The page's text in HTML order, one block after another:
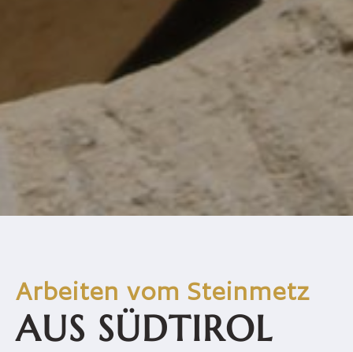
Arbeiten vom Steinmetz
AUS SÜDTIROL